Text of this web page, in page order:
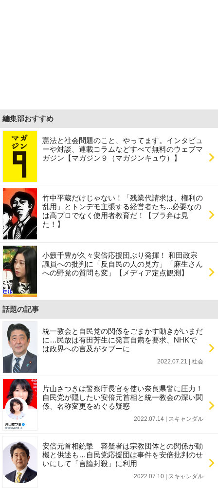
編集部おすすめ
憲法と社会問題のこと、やってます。インタビュ
ーや対談、連載コラムなどすべて無料のウェブマ
ガジン【マガジン９（マガジンキュウ）】
竹中平蔵だけじゃない！「残業代請求は、権利の
乱用」とトンデモ主張する経営者たち...必要なの
は高プロでなく使用者教育だ！【ブラ弁は見
た！】
小籔千豊が久々安倍応援団ぶり発揮！ 和田政宗
議員への批判に「反自民の人の見方」「麻生さん
への野党の質問も変」【メディア定点観測】
話題の記事
統一教会と自民党の関係をごまかす動きがいまだ
に…民放は有田芳生に発言自粛を要求、NHKで
は政界への言及がタブーに
2022.07.21 | 社会
片山さつきは警察庁長官を使い奈良県警に圧力！
自民党が隠したい安倍元首相と統一教会の深い関
係、名称変更をめぐる疑惑
2022.07.14 | スキャンダル
安倍元首相銃撃 容疑者は宗教団体との関係が動
機と供述も…自民党応援団は事件を安倍批判のせ
いにして「言論封殺」に利用
2022.07.10 | スキャンダル